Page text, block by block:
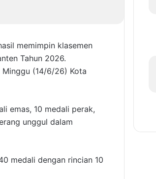
memimpin klasemen
Tahun 2026.
Minggu (14/6/26) Kota
emas, 10 medali perak,
unggul dalam
medali dengan rincian 10